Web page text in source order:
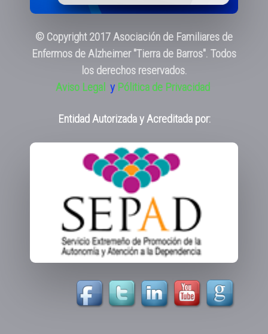
© Copyright 2017 Asociación de Familiares de
Enfermos de Alzheimer "Tierra de Barros". Todos
los derechos reservados.
Aviso Legal y Pólitica de Privacidad
Entidad Autorizada y Acreditada por: